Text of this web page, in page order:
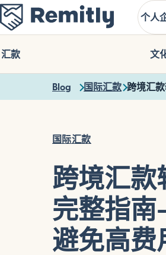
Skip
to
main
content
个人
汇款 文
Blog 国际汇款 跨境汇
国际汇款
跨境汇款
完整指南
避免高费